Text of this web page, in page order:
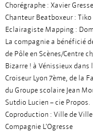
Chorégraphe : Xavier Gresse
Chanteur Beatboxeur :
Eclairagiste Mapping :
La compagnie a bénéficié
de Pôle en Scènes/Centre
Bizarre ! à Vénissieux dans
Croiseur Lyon 7ème, de la
du Groupe scolaire Jean
Sutdio Lucien – cie Propos.
Coproduction : Ville de
Compagnie L’Ogresse